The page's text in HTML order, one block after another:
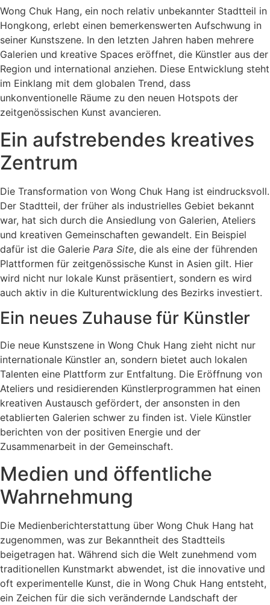
Wong Chuk Hang, ein noch relativ unbekannter Stadtteil in
Hongkong, erlebt einen bemerkenswerten Aufschwung in
seiner Kunstszene. In den letzten Jahren haben mehrere
Galerien und kreative Spaces eröffnet, die Künstler aus der
Region und international anziehen. Diese Entwicklung steht
im Einklang mit dem globalen Trend, dass
unkonventionelle Räume zu den neuen Hotspots der
zeitgenössischen Kunst avancieren.
Ein aufstrebendes kreatives
Zentrum
Die Transformation von Wong Chuk Hang ist eindrucksvoll.
Der Stadtteil, der früher als industrielles Gebiet bekannt
war, hat sich durch die Ansiedlung von Galerien, Ateliers
und kreativen Gemeinschaften gewandelt. Ein Beispiel
dafür ist die Galerie Para Site, die als eine der führenden
Plattformen für zeitgenössische Kunst in Asien gilt. Hier
wird nicht nur lokale Kunst präsentiert, sondern es wird
auch aktiv in die Kulturentwicklung des Bezirks investiert.
Ein neues Zuhause für Künstler
Die neue Kunstszene in Wong Chuk Hang zieht nicht nur
internationale Künstler an, sondern bietet auch lokalen
Talenten eine Plattform zur Entfaltung. Die Eröffnung von
Ateliers und residierenden Künstlerprogrammen hat einen
kreativen Austausch gefördert, der ansonsten in den
etablierten Galerien schwer zu finden ist. Viele Künstler
berichten von der positiven Energie und der
Zusammenarbeit in der Gemeinschaft.
Medien und öffentliche
Wahrnehmung
Die Medienberichterstattung über Wong Chuk Hang hat
zugenommen, was zur Bekanntheit des Stadtteils
beigetragen hat. Während sich die Welt zunehmend vom
traditionellen Kunstmarkt abwendet, ist die innovative und
oft experimentelle Kunst, die in Wong Chuk Hang entsteht,
ein Zeichen für die sich verändernde Landschaft der